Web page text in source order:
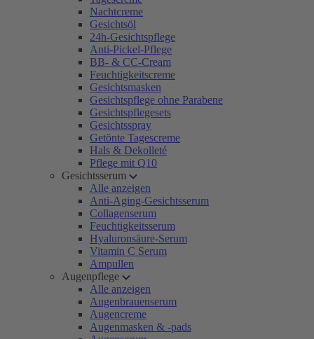
Nachtcreme
Gesichtsöl
24h-Gesichtspflege
Anti-Pickel-Pflege
BB- & CC-Cream
Feuchtigkeitscreme
Gesichtsmasken
Gesichtspflege ohne Parabene
Gesichtspflegesets
Gesichtsspray
Getönte Tagescreme
Hals & Dekolleté
Pflege mit Q10
Gesichtsserum
Alle anzeigen
Anti-Aging-Gesichtsserum
Collagenserum
Feuchtigkeitsserum
Hyaluronsäure-Serum
Vitamin C Serum
Ampullen
Augenpflege
Alle anzeigen
Augenbrauenserum
Augencreme
Augenmasken & -pads